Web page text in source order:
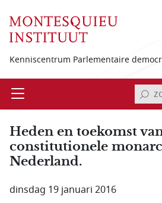
Kenniscentrum Parlementaire
Open
Heden en toekomst
constitutionele
Nederland.
dinsdag 19 januari 2016